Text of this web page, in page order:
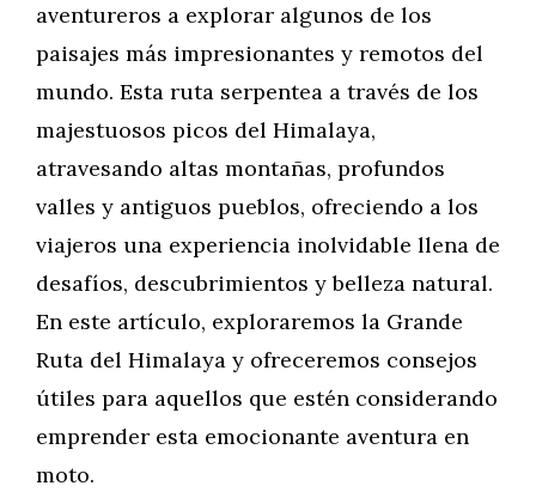
aventureros a explorar algunos de los
paisajes más impresionantes y remotos del
mundo. Esta ruta serpentea a través de los
majestuosos picos del Himalaya,
atravesando altas montañas, profundos
valles y antiguos pueblos, ofreciendo a los
viajeros una experiencia inolvidable llena de
desafíos, descubrimientos y belleza natural.
En este artículo, exploraremos la Grande
Ruta del Himalaya y ofreceremos consejos
útiles para aquellos que estén considerando
emprender esta emocionante aventura en
moto.